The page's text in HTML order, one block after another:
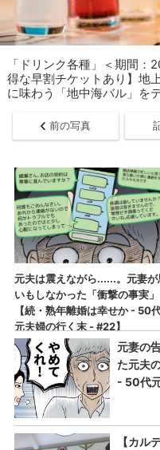
「ドリンク各種」＜期間
得な早割チケットあり】地
に味わう「地中海バル」を
前の写真